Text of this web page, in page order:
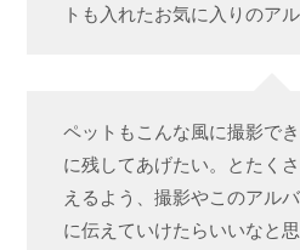
トも入れたお気に入りのア
ペットもこんな風に撮影で
に残してあげたい。とたく
えるよう、撮影やこのアル
に伝えていけたらいいなと思